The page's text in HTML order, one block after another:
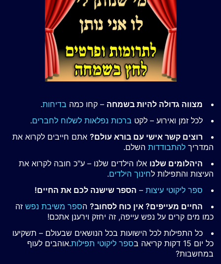
מצווה גדולה להיות בשמחה – קחו כמה בדיחות.
לכל זמן ואירוע – לקט ברכות נפלאות לשלוח לחברים.
רוצים קשר אישי עם בורא עולם? אתם חייבים לקרוא את
המדריך להתבודדות השלם.
היהלומים שלנו אלו הילדים שלנו – ע"כ חובה לקרוא את
העיצות והתפילות לחינוך הילדים.
ספר ליקוטי עיצות – הספר שישנה לכם את החיים!
החיים מעייפים? אין כוח לסחוב? הספר משיבת נפש זה
כמו מים קרים על נפש עייפה, זה יחזק וירענן אתכם!
כל התפילות לכל הישועות בכל הנושאים שבעולם – תשקיעו
כל יום 15 דקות קריאה ב
ספר ליקוטי תפילות.אוהבים לעוף
במחשבות?